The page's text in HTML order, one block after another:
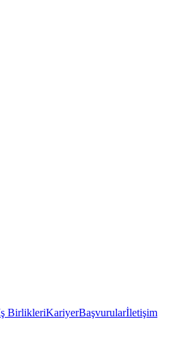
BirlikleriKariyerBaşvurularİletişim